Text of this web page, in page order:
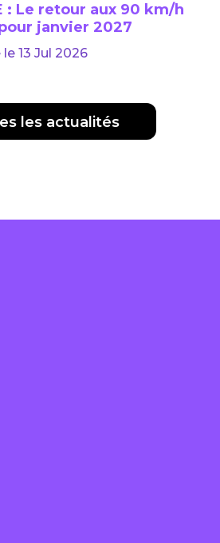
: Le retour aux 90 km/h
janvier 2027
13 Jul 2026
les actualités